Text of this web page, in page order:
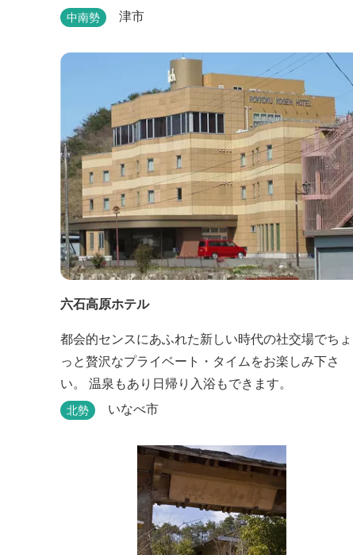
リゾートクラブ内にある静かで落ち着いた雰囲気の
や和洋室など多彩な客室を備え、窓からはリゾート
の美しい景色が広がります。 天然温泉の大浴場やサ
ウナも完備しており、 ゴルフの後はもちろん、伊
勢...
中南勢 津市
六石高原ホテル
都会的センスにあふれた新しい時代の社交場でちょ
っと贅沢なプライベート・タイムをお楽しみ下さ
い。 温泉もあり日帰り入浴もできます。
北勢 いなべ市